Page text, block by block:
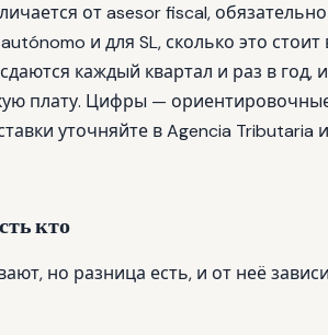
от asesor fiscal,
и для SL, сколько это стоит
каждый квартал и раз в год,
плату. Цифры —
уточняйте в Agencia Tributaria
кто
но разница есть, и от неё